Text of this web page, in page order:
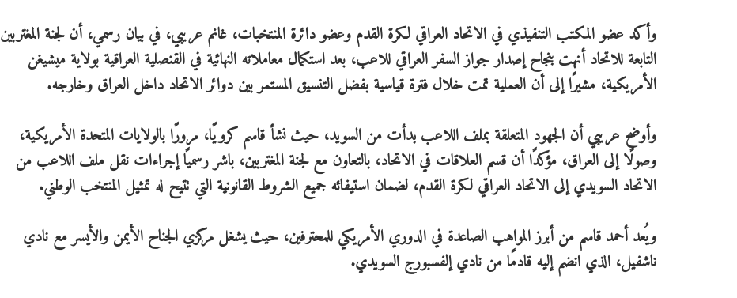
وأكد عضو المكتب التنفيذي في الاتحاد العراقي لكرة القدم وعضو دائرة المنتخبات، غانم عريبي، في بيان رسمي، أن لجنة المغتربين
التابعة للاتحاد أنهت بنجاح إصدار جواز السفر العراقي للاعب، بعد استكمال معاملاته النهائية في القنصلية العراقية بولاية ميشيغن
الأمريكية، مشيرًا إلى أن العملية تمت خلال فترة قياسية بفضل التنسيق المستمر بين دوائر الاتحاد داخل العراق وخارجه.
وأوضح عريبي أن الجهود المتعلقة بملف اللاعب بدأت من السويد، حيث نشأ قاسم كرويًا، مرورًا بالولايات المتحدة الأمريكية،
وصولًا إلى العراق، مؤكدًا أن قسم العلاقات في الاتحاد، بالتعاون مع لجنة المغتربين، باشر رسميًا إجراءات نقل ملف اللاعب من
الاتحاد السويدي إلى الاتحاد العراقي لكرة القدم، لضمان استيفائه جميع الشروط القانونية التي تتيح له تمثيل المنتخب الوطني.
ويُعد أحمد قاسم من أبرز المواهب الصاعدة في الدوري الأمريكي للمحترفين، حيث يشغل مركزي الجناح الأيمن والأيسر مع نادي
ناشفيل، الذي انضم إليه قادمًا من نادي إلفسبورج السويدي.